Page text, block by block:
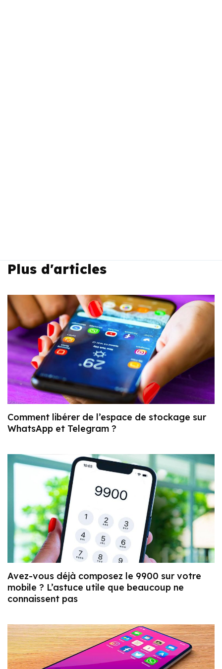
Plus d'articles
Comment libérer de l’espace de stockage sur
WhatsApp et Telegram ?
Avez-vous déjà composez le 9900 sur votre
mobile ? L’astuce utile que beaucoup ne
connaissent pas